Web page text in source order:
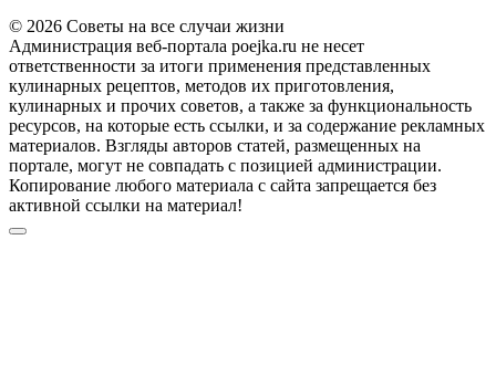
© 2026 Советы на все случаи жизни
Администрация веб-портала poejka.ru не несет
ответственности за итоги применения представленных
кулинарных рецептов, методов их приготовления,
кулинарных и прочих советов, а также за функциональность
ресурсов, на которые есть ссылки, и за содержание рекламных
материалов. Взгляды авторов статей, размещенных на
портале, могут не совпадать с позицией администрации.
Копирование любого материала с сайта запрещается без
активной ссылки на материал!